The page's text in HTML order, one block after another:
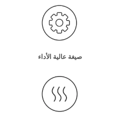
صيغة عالية الأداء